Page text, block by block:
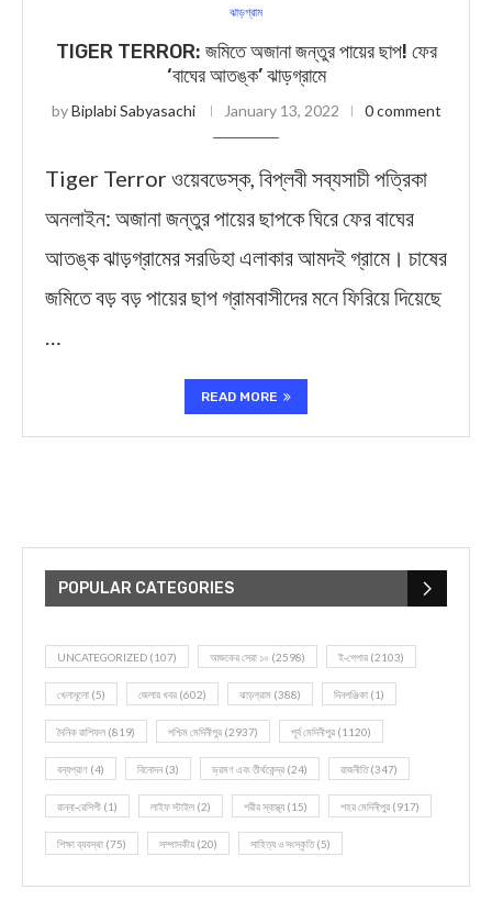
ঝাড়গ্রাম
TIGER TERROR: জমিতে অজানা জন্তুর পায়ের ছাপ! ফের
‘বাঘের আতঙ্ক’ ঝাড়গ্রামে
byBiplabi Sabyasachi January 13, 2022 0 comment
Tiger Terror ওয়েবডেস্ক, বিপ্লবী সব্যসাচী পত্রিকা
অনলাইন: অজানা জন্তুর পায়ের ছাপকে ঘিরে ফের বাঘের
আতঙ্ক ঝাড়গ্রামের সরডিহা এলাকার আমদই গ্রামে। চাষের
জমিতে বড় বড় পায়ের ছাপ গ্রামবাসীদের মনে ফিরিয়ে দিয়েছে
…
READ MORE
POPULAR CATEGORIES
UNCATEGORIZED (107) আজকের সেরা ১০ (2598) ই-পেপার (2103)
খেলাধূলো (5) জেলার খবর (602) ঝাড়গ্রাম (388) দিনপঞ্জিকা (1)
দৈনিক রাশিফল (819) পশ্চিম মেদিনীপুর (2937) পূর্ব মেদিনীপুর (1120)
বন্যপ্রাণ (4) বিনোদন(3) ভ্রমণ এবং তীর্থকেন্দ্র (24) রাজনীতি(347)
রান্না-রেসিপী (1) লাইফ স্টাইল (2) শরীর স্বাস্থ্য (15) শহর মেদিনীপুর (917)
শিক্ষা ব্যবস্থা (75) সম্পাদকীয় (20) সাহিত্য ও সংস্কৃতি(5)